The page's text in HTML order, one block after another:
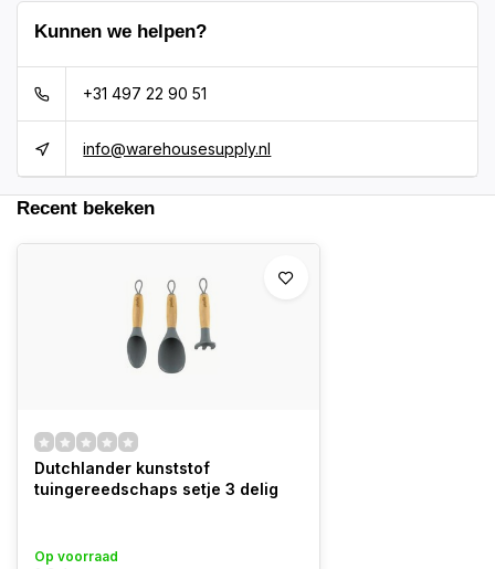
Kunnen we helpen?
+31 497 22 90 51
info@warehousesupply.nl
Recent bekeken
Dutchlander kunststof
tuingereedschaps setje 3 delig
Op voorraad